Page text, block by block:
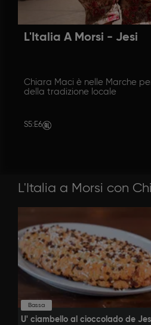
L'Italia A Morsi - Jesi
Chiara Maci è nelle Marche
della tradizione locale
S5: E6
L'Italia a Morsi con
Bassa
U' ciambello al cioccolado de